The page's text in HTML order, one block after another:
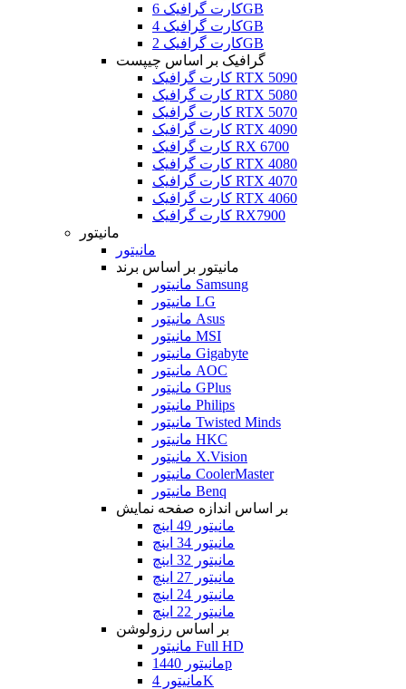
کارت گرافیک 6GB
کارت گرافیک 4GB
کارت گرافیک 2GB
گرافیک بر اساس چیپست
کارت گرافیک RTX 5090
کارت گرافیک RTX 5080
کارت گرافیک RTX 5070
کارت گرافیک RTX 4090
کارت گرافیک RX 6700
کارت گرافیک RTX 4080
کارت گرافیک RTX 4070
کارت گرافیک RTX 4060
کارت گرافیک RX7900
مانیتور
مانیتور
مانیتور بر اساس برند
مانیتور Samsung
مانیتور LG
مانیتور Asus
مانیتور MSI
مانیتور Gigabyte
مانیتور AOC
مانیتور GPlus
مانیتور Philips
مانیتور Twisted Minds
مانیتور HKC
مانیتور X.Vision
مانیتور CoolerMaster
مانیتور Benq
بر اساس اندازه صفحه نمایش
مانیتور 49 اینچ
مانیتور 34 اینچ
مانیتور 32 اینچ
مانیتور 27 اینچ
مانیتور 24 اینچ
مانیتور 22 اینچ
بر اساس رزولوشن
مانیتور Full HD
مانیتور 1440p
مانیتور 4K